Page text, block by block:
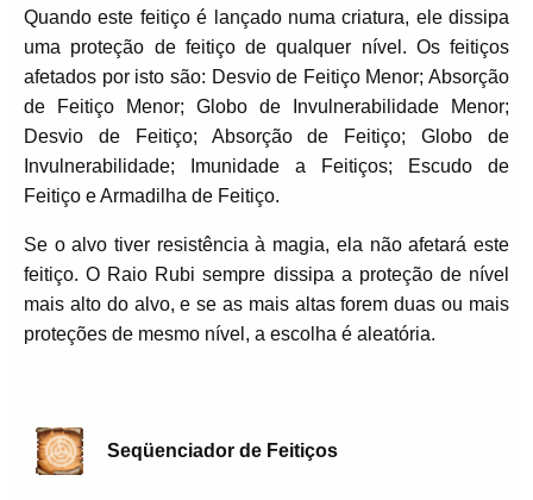
Quando este feitiço é lançado numa criatura, ele dissipa
uma proteção de feitiço de qualquer nível. Os feitiços
afetados por isto são: Desvio de Feitiço Menor; Absorção
de Feitiço Menor; Globo de Invulnerabilidade Menor;
Desvio de Feitiço; Absorção de Feitiço; Globo de
Invulnerabilidade; Imunidade a Feitiços; Escudo de
Feitiço e Armadilha de Feitiço.
Se o alvo tiver resistência à magia, ela não afetará este
feitiço. O Raio Rubi sempre dissipa a proteção de nível
mais alto do alvo, e se as mais altas forem duas ou mais
proteções de mesmo nível, a escolha é aleatória.
Seqüenciador de Feitiços